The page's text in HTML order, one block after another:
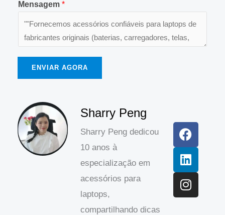
Mensagem *
ENVIAR AGORA
Sharry Peng
Sharry Peng dedicou
10 anos à
especialização em
acessórios para
laptops,
compartilhando dicas
a
c
e
b
o
o
k
i
n
k
e
d
I
n
n
s
t
a
g
r
a